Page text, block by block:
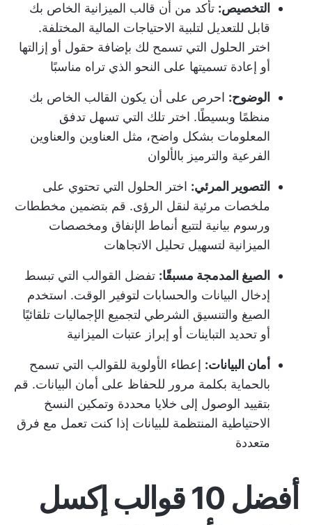
التخصيص: تأكد من أن قالب الميزانية الخاص بك
قابل للتعديل لتلبية الاحتياجات المالية المختلفة.
اختر الحلول التي تسمح لك بإضافة حقول أو إزالتها
أو إعادة تسميتها على النحو الذي تراه مناسبًا
الوضوح: احرص على أن يكون القالب الخاص بك
منظمًا وبسيطًا. اختر تلك التي تسهل تدفق
المعلومات بشكل واضح، مثل العناوين والعناوين
الفرعية والترميز بالألوان
التصوير المرئي: اختر الحلول التي تحتوي على
ملخصات مرئية لنقل الرؤى. قم بتضمين مخططات
ورسوم بيانية لتتبع أنماط الإنفاق ومخصصات
الميزانية لتسهيل تحليل الاتجاهات
الصيغ المدمجة مسبقًا: تفضل القوالب التي تبسط
إدخال البيانات والحسابات لتوفير الوقت. استخدم
الصيغ والتنسيق الشرطي لتجميع الإجماليات تلقائيًا
أو تحديد التباينات أو إبراز عتبات الميزانية
أمان البيانات: إعطاء الأولوية للقوالب التي تسمح
بالحماية بكلمة مرور للحفاظ على أمان البيانات. قم
بتقييد الوصول إلى خلايا محددة وتمكين النسخ
الاحتياطية المنتظمة للبيانات إذا كنت تعمل مع فرق
متعددة
أفضل 10 قوالب إكسل